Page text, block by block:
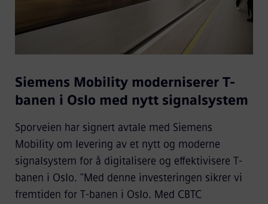
Siemens Mobility moderniserer T-
banen i Oslo med nytt signalsystem
Sporveien har signert avtale med Siemens
Mobility om levering av et nytt og moderne
signalsystem for å digitalisere og effektivisere T-
banen i Oslo. "Med denne investeringen sikrer vi
fremtiden for T-banen i Oslo. Med CBTC